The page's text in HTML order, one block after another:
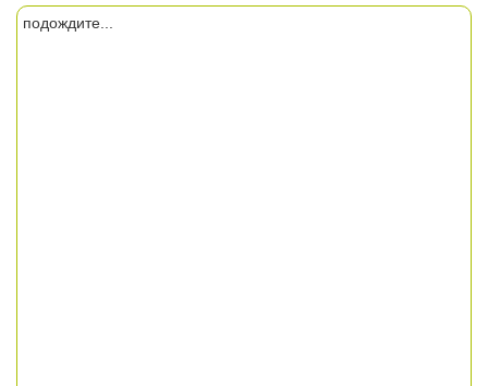
подождите...